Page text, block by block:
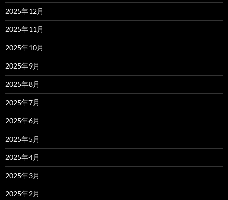
2025年12月
2025年11月
2025年10月
2025年9月
2025年8月
2025年7月
2025年6月
2025年5月
2025年4月
2025年3月
2025年2月